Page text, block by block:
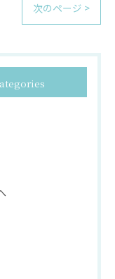
次のページ >